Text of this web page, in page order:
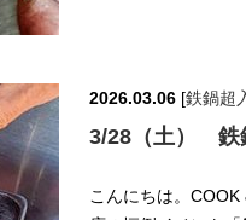
2026.03.06 [鉄鍋超
3/28（土） 鉄
こんにちは。